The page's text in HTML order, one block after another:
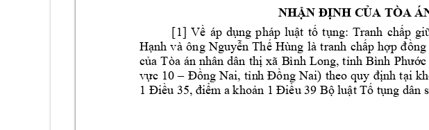
NHẬN ĐỊNH CỦA TÒA
[1] Về áp dụng pháp luật tố tụng: Tranh chấp
Hạnh và ông Nguyễn Thế Hùng là tranh chấp hợp đồng
của Tòa án nhân dân thị xã Bình Long, tỉnh Bình Phước
vực 10 – Đồng Nai, tỉnh Đồng Nai) theo quy định tại
1 Điều 35, điểm a khoản 1 Điều 39 Bộ luật Tố tụng dân